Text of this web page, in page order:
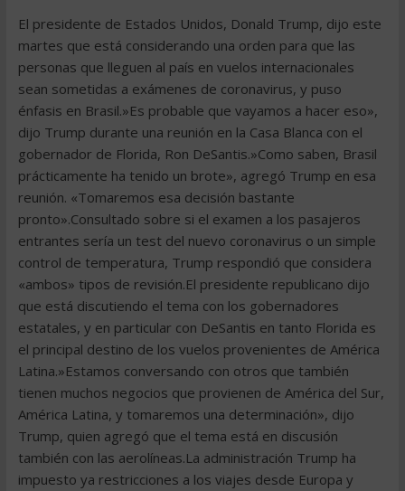
El presidente de Estados Unidos, Donald Trump, dijo este
martes que está considerando una orden para que las
personas que lleguen al país en vuelos internacionales
sean sometidas a exámenes de coronavirus, y puso
énfasis en Brasil.»Es probable que vayamos a hacer eso»,
dijo Trump durante una reunión en la Casa Blanca con el
gobernador de Florida, Ron DeSantis.»Como saben, Brasil
prácticamente ha tenido un brote», agregó Trump en esa
reunión. «Tomaremos esa decisión bastante
pronto».Consultado sobre si el examen a los pasajeros
entrantes sería un test del nuevo coronavirus o un simple
control de temperatura, Trump respondió que considera
«ambos» tipos de revisión.El presidente republicano dijo
que está discutiendo el tema con los gobernadores
estatales, y en particular con DeSantis en tanto Florida es
el principal destino de los vuelos provenientes de América
Latina.»Estamos conversando con otros que también
tienen muchos negocios que provienen de América del Sur,
América Latina, y tomaremos una determinación», dijo
Trump, quien agregó que el tema está en discusión
también con las aerolíneas.La administración Trump ha
impuesto ya restricciones a los viajes desde Europa y